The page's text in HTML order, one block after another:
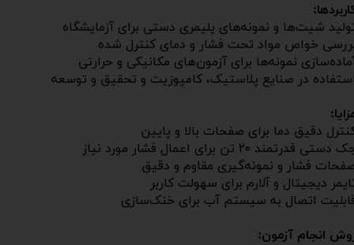
شیت‌ها و نمونه‌های پلیمری دستی برای آزمایشگاه
خواص مواد تحت فشار و دمای کنترل شده
نمونه‌ها برای آزمون‌های مکانیکی و حرارتی
در صنایع پلاستیک، کامپوزیت و تحقیق و توسعه
دقیق دما برای صفحات بالا و پایین
دستی قدرتمند ۲۰ تن برای اعمال فشار مورد نیاز
فشار و نمونه‌گیری مقاوم و دقیق
دیجیتال و آلارم برای سهولت کاربر
اتصال به سیستم آب برای خنک‌سازی
انجام آزمون: